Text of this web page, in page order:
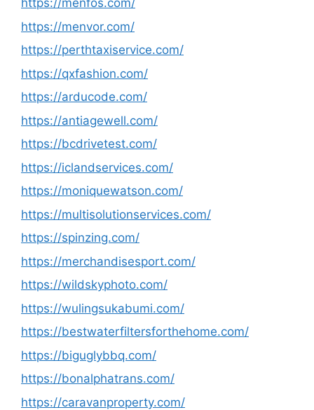
https://menfos.com/
https://menvor.com/
https://perthtaxiservice.com/
https://qxfashion.com/
https://arducode.com/
https://antiagewell.com/
https://bcdrivetest.com/
https://iclandservices.com/
https://moniquewatson.com/
https://multisolutionservices.com/
https://spinzing.com/
https://merchandisesport.com/
https://wildskyphoto.com/
https://wulingsukabumi.com/
https://bestwaterfiltersforthehome.com/
https://biguglybbq.com/
https://bonalphatrans.com/
https://caravanproperty.com/